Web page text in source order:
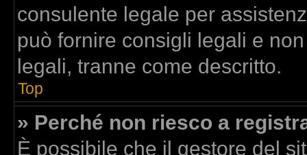
consulente legale per
può fornire consigli legali e
legali, tranne come descritto.
Top
» Perché non riesco a
È possibile che il gestore del